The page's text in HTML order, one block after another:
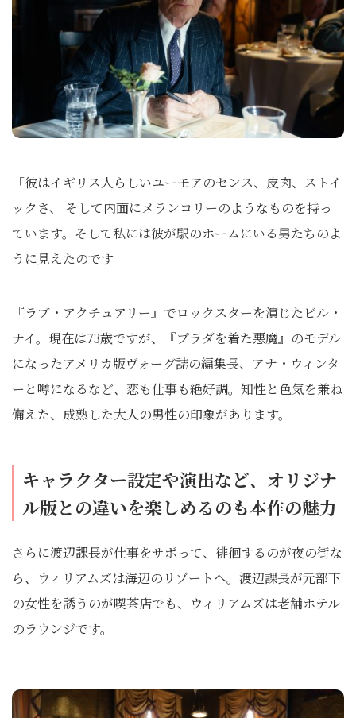
「彼はイギリス人らしいユーモアのセンス、皮肉、ストイ
ックさ、 そして内面にメランコリーのようなものを持っ
ています。そして私には彼が駅のホームにいる男たちのよ
うに見えたのです」
『ラブ・アクチュアリー』でロックスターを演じたビル・
ナイ。現在は73歳ですが、『プラダを着た悪魔』のモデル
になったアメリカ版ヴォーグ誌の編集長、アナ・ウィンタ
ーと噂になるなど、恋も仕事も絶好調。知性と色気を兼ね
備えた、成熟した大人の男性の印象があります。
キャラクター設定や演出など、オリジナ
ル版との違いを楽しめるのも本作の魅力
さらに渡辺課長が仕事をサボって、徘徊するのが夜の街な
ら、ウィリアムズは海辺のリゾートへ。渡辺課長が元部下
の女性を誘うのが喫茶店でも、ウィリアムズは老舗ホテル
のラウンジです。